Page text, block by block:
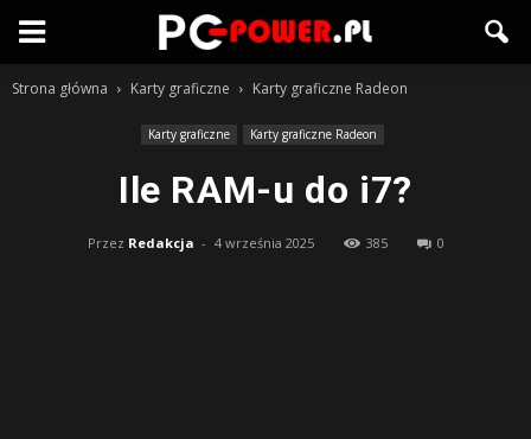
Strona główna Karty graficzne Karty graficzne Radeon
Karty graficzne Karty graficzne Radeon
Ile RAM-u do i7?
Przez Redakcja - 4 września 2025 385 0